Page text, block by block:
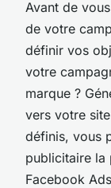
Avant de
de votre
définir vos
votre
marque ?
vers votre
définis, vous
publicitaire la
Facebook